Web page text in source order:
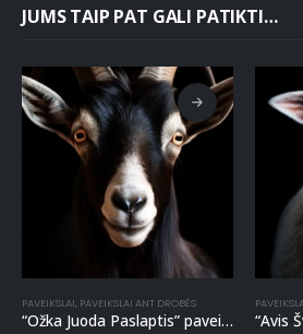
JUMS TAIP PAT GALI PATIKTI…
PAVEIKSLAI, PAVEIKSLAI ANT DROBĖS
“Ožka Juoda Paslaptis” paveikslas ant drobės